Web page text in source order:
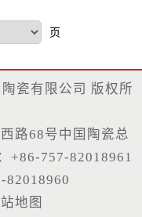
页
瓷有限公司 版权所
路68号中国陶瓷总
+86-757-82018961
82018960
地图